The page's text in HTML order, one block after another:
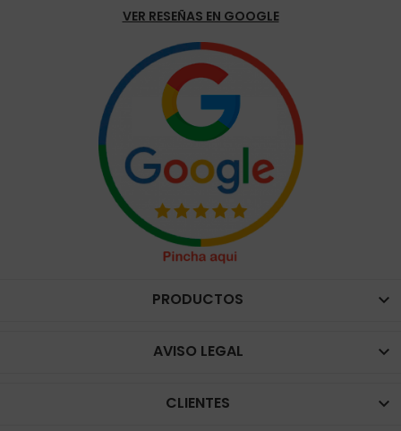
VER RESEÑAS EN GOOGLE
PRODUCTOS 
AVISO LEGAL 
CLIENTES 